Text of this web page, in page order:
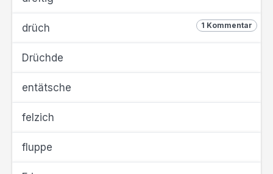
1 Kommentar
drüch
Drüchde
entätsche
felzich
fluppe